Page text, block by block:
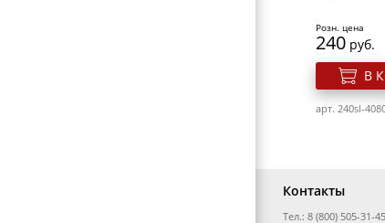
Розн. цена
240 руб.
В
арт. 240sl-
Контакты
Тел.: 8 (800) 505-31-45